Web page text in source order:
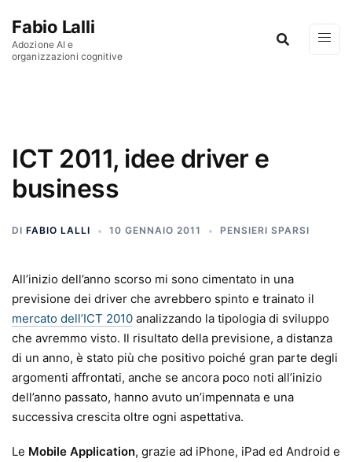
Fabio Lalli
Adozione AI e
organizzazioni cognitive
ICT 2011, idee driver e
business
DI FABIO LALLI 10 GENNAIO 2011 PENSIERI SPARSI
All’inizio dell’anno scorso mi sono cimentato in una
previsione dei driver che avrebbero spinto e trainato il
mercato dell’ICT 2010 analizzando la tipologia di sviluppo
che avremmo visto. Il risultato della previsione, a distanza
di un anno, è stato più che positivo poiché gran parte degli
argomenti affrontati, anche se ancora poco noti all’inizio
dell’anno passato, hanno avuto un’impennata e una
successiva crescita oltre ogni aspettativa.
Le Mobile Application, grazie ad iPhone, iPad ed Android e